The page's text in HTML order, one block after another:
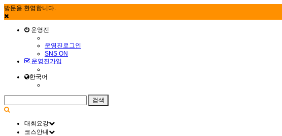
방문을 환영합니다.
운영진
운영진로그인
SNS ON
운영진가입
한국어
대회요강
코스안내